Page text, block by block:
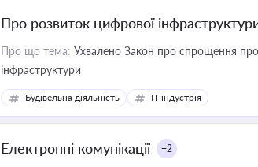
Про розвиток цифрової
Про що тема: Ухвалено Закон про спрощення
інфраструктури
Будівельна діяльність IT-індустрія
Електронні комунікації +2